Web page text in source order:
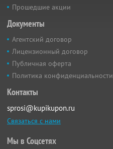
Прошедшие акции
Документы
Агентский договор
Лицензионный договор
Публичная оферта
Политика конфиденциальности
Контакты
sprosi@kupikupon.ru
Связаться с нами
Мы в Соцсетях